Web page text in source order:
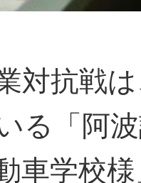
対抗戦
る「阿
車学校